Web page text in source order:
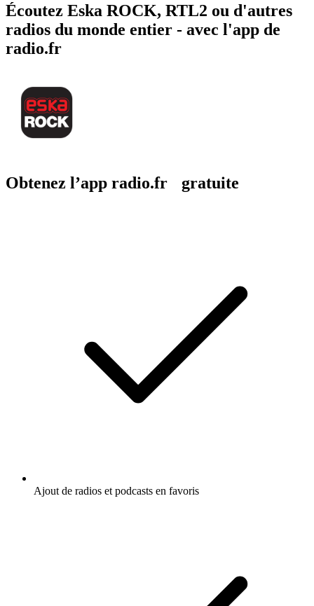
Écoutez Eska ROCK, RTL2 ou d'autres
radios du monde entier - avec l'app de
radio.fr
Obtenez l’app radio.fr gratuite
Ajout de radios et podcasts en favoris